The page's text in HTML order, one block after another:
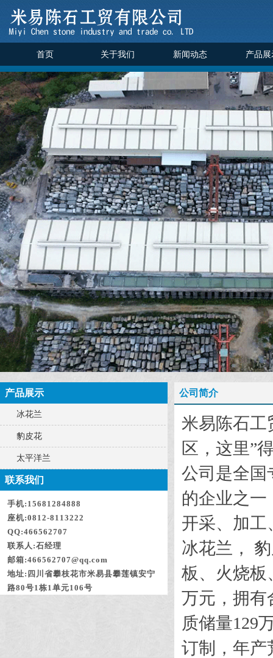
首页 关于我们 新闻动态 产品展
产品展示
冰花兰
豹皮花
太平洋兰
联系我们
手机:15681284888
座机:0812-8113222
QQ:466562707
联系人:石经理
邮箱:466562707@qq.com
地址:四川省攀枝花市米易县攀莲镇安宁
路80号1栋1单元106号
公司简介
米易陈石工
区，这里”
公司 是全国
的企业之
开采、加工
冰花兰，
板、火烧板
万元，拥有
质储量129
订制，年产